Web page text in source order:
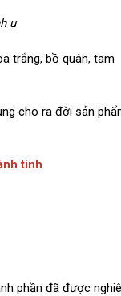
u
trắng, bồ quân, tam
cho ra đời sản
tính
phần đã được